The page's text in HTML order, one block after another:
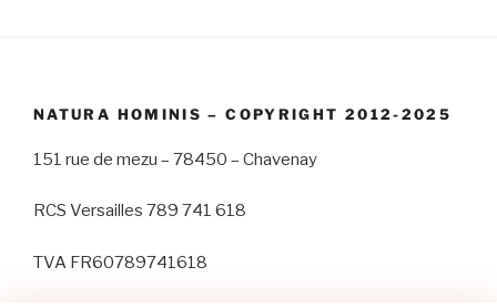
NATURA HOMINIS – COPYRIGHT 2012-2025
151 rue de mezu – 78450 – Chavenay
RCS Versailles 789 741 618
TVA FR60789741618